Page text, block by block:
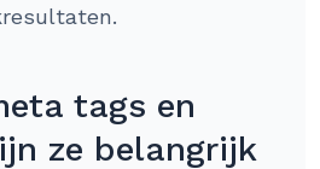
tags en
ze belangrijk